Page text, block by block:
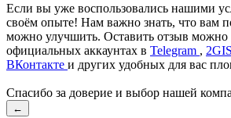
Если вы уже воспользовались нашими
своём опыте! Нам важно знать, что вам
можно улучшить. Оставить отзыв
официальных аккаунтах в Telegram , 2GIS
ВКонтакте и других удобных для вас
Спасибо за доверие и выбор нашей
←